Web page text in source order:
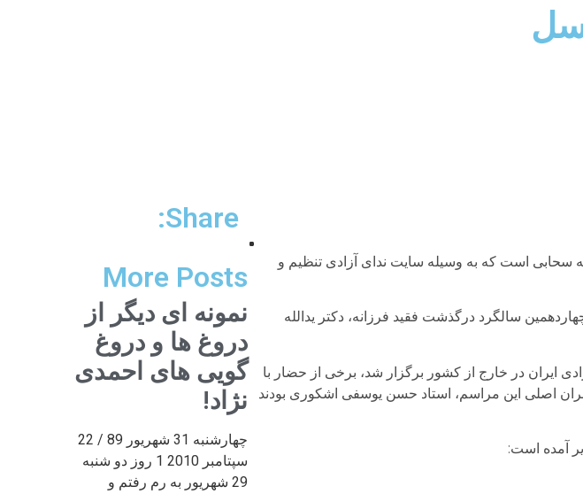
سحابی است که به وسیله سایت ندای آزادی تنظیم و
سالگرد درگذشت فقید فرزانه، دکتر یدالله
ایران در خارج از کشور برگزار شد، برخی از حضار با
اصلی این مراسم، استاد حسن یوسفی اشکوری بودند
آمده است:
Share:
More Posts
نمونه ای دیگر از
دروغ ها و دروغ
گویی های احمدی
نژاد!
چهارشنبه 31 شهریور 89 / 22
سپتامبر 2010 1 روز دو شنبه
29 شهریور به رم رفتم و